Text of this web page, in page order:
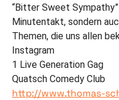
“Bitter Sweet
Minutentakt, sondern
Themen, die uns allen
Instagram
1 Live Generation Gag
Quatsch Comedy Club
http://www.thomas-